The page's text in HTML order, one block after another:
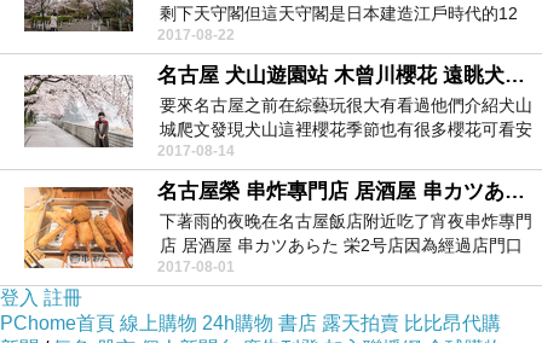
剩下天守閣但這天守閣是日本建造江戶時代的12
座現存天守中...
2017-08-22
名古屋 犬山遊園站 木曾川櫻花 遠眺犬山城
要來名古屋之前在綜藝玩很大有看過他們介紹犬山
城爬文發現犬山這裡櫻花季節也有很多櫻花可看安
排一天來犬山...
2017-08-14
名古屋榮 串炸專門店 居酒屋 串カツあらた 新栄店
下著雨的夜晚在名古屋飯店附近吃了宵夜串炸專門
店 居酒屋 串カツあらた 栄2号店因為經過店門口
覺得布置...
2017-08-01
登入 註冊
PChome首頁 線上購物 24h購物 書店 露天拍賣 比比昂代購